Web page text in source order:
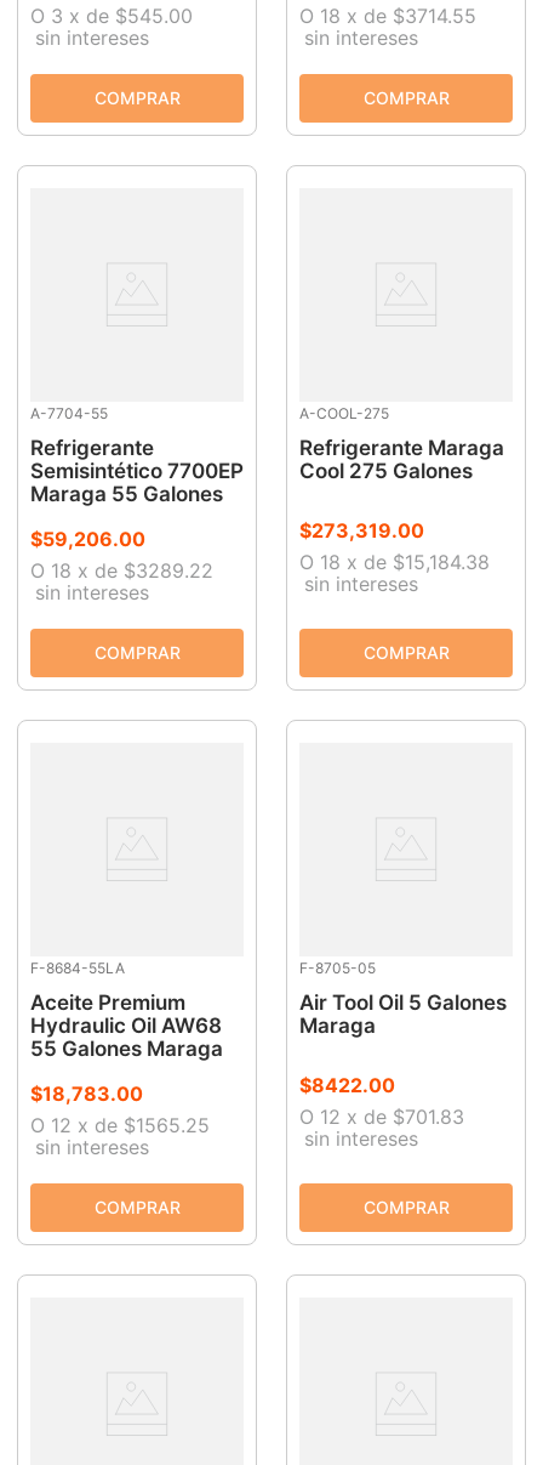
O 3 x de $545.00
sin intereses
O 18 x de $3714.55
sin intereses
A-7704-55
Refrigerante
Semisintético 7700EP
Maraga 55 Galones
$59,206.00
O 18 x de $3289.22
sin intereses
A-COOL-275
Refrigerante Maraga
Cool 275 Galones
$273,319.00
O 18 x de $15,184.38
sin intereses
F-8684-55LA
Aceite Premium
Hydraulic Oil AW68
55 Galones Maraga
$18,783.00
O 12 x de $1565.25
sin intereses
F-8705-05
Air Tool Oil 5 Galones
Maraga
$8422.00
O 12 x de $701.83
sin intereses